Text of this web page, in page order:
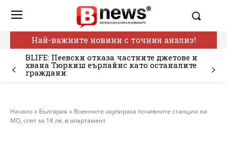
Най-важните новини с точния анализ!
BLIFE: Пеевски отказа частните джетове и
хвана Тюркиш еърлайнс като останалите
граждани
Начало България
Военните окупираха почивните станции на
МО, спят за 18 лв. в апартамент